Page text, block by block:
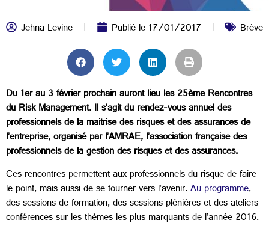
Jehna Levine Publié le17/01/2017 Brève
Du 1er au 3 février prochain auront lieu les 25ème Rencontres
du Risk Management. Il s’agit du rendez-vous annuel des
professionnels de la maitrise des risques et des assurances de
l’entreprise, organisé par l’AMRAE, l’association française des
professionnels de la gestion des risques et des assurances.
Ces rencontres permettent aux professionnels du risque de faire
le point, mais aussi de se tourner vers l’avenir.Au programme,
des sessions de formation, des sessions plénières et des ateliers
conférences sur les thèmes les plus marquants de l’année 2016.